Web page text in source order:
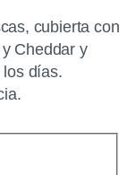
cubierta con
Cheddar y
días.